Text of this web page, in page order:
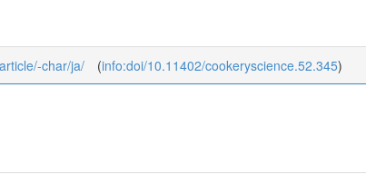
char/ja/ (info:doi/10.11402/cookeryscience.52.345)